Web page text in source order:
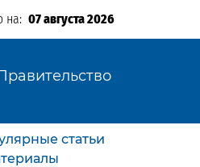
на: 07 августа 2026
статьи